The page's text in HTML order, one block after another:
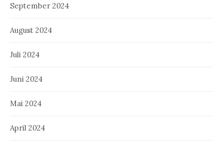
September 2024
August 2024
Juli 2024
Juni 2024
Mai 2024
April 2024